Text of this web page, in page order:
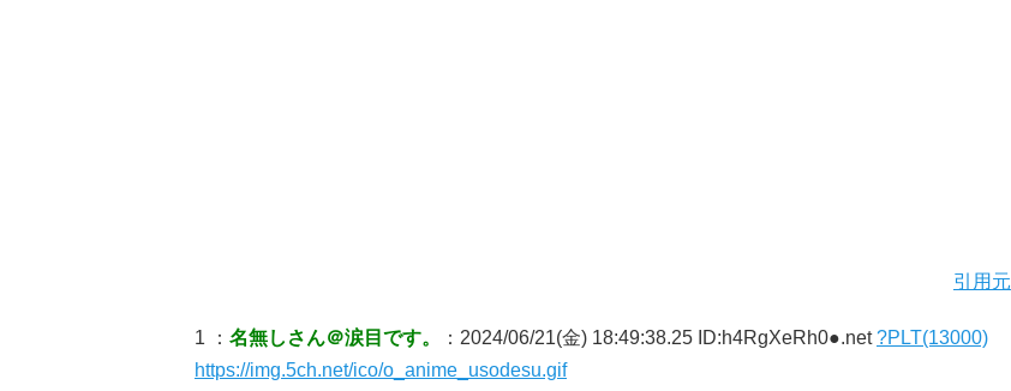
引用元
1 ： 名無しさん＠涙目です。 ：2024/06/21(金) 18:49:38.25 ID:h4RgXeRh0●.net?PLT(13000)
https://img.5ch.net/ico/o_anime_usodesu.gif